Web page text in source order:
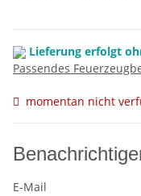
Lieferung erfolgt
Passendes
momentan nicht
E-Mail